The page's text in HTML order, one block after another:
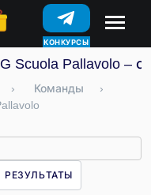
КОНКУРСЫ
Scuola Pallavolo –
› Команды
›
РЕЗУЛЬТАТЫ